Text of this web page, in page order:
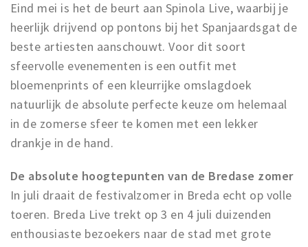
Eind mei is het de beurt aan Spinola Live, waarbij je
heerlijk drijvend op pontons bij het Spanjaardsgat de
beste artiesten aanschouwt. Voor dit soort
sfeervolle evenementen is een outfit met
bloemenprints of een kleurrijke omslagdoek
natuurlijk de absolute perfecte keuze om helemaal
in de zomerse sfeer te komen met een lekker
drankje in de hand.
De absolute hoogtepunten van de Bredase zomer
In juli draait de festivalzomer in Breda echt op volle
toeren. Breda Live trekt op 3 en 4 juli duizenden
enthousiaste bezoekers naar de stad met grote